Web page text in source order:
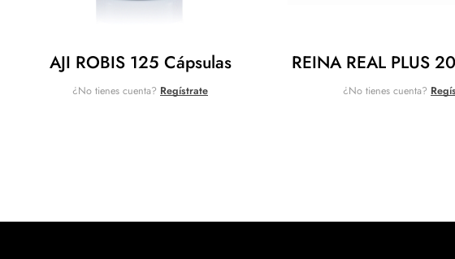
AJI ROBIS 125 Cápsulas
¿No tienes cuenta? Regístrate
REINA REAL PLUS
¿No tienes cuenta?